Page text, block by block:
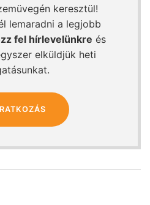
keresztül!
lemaradni a legjobb
fel hírlevelünkre és
elküldjük heti